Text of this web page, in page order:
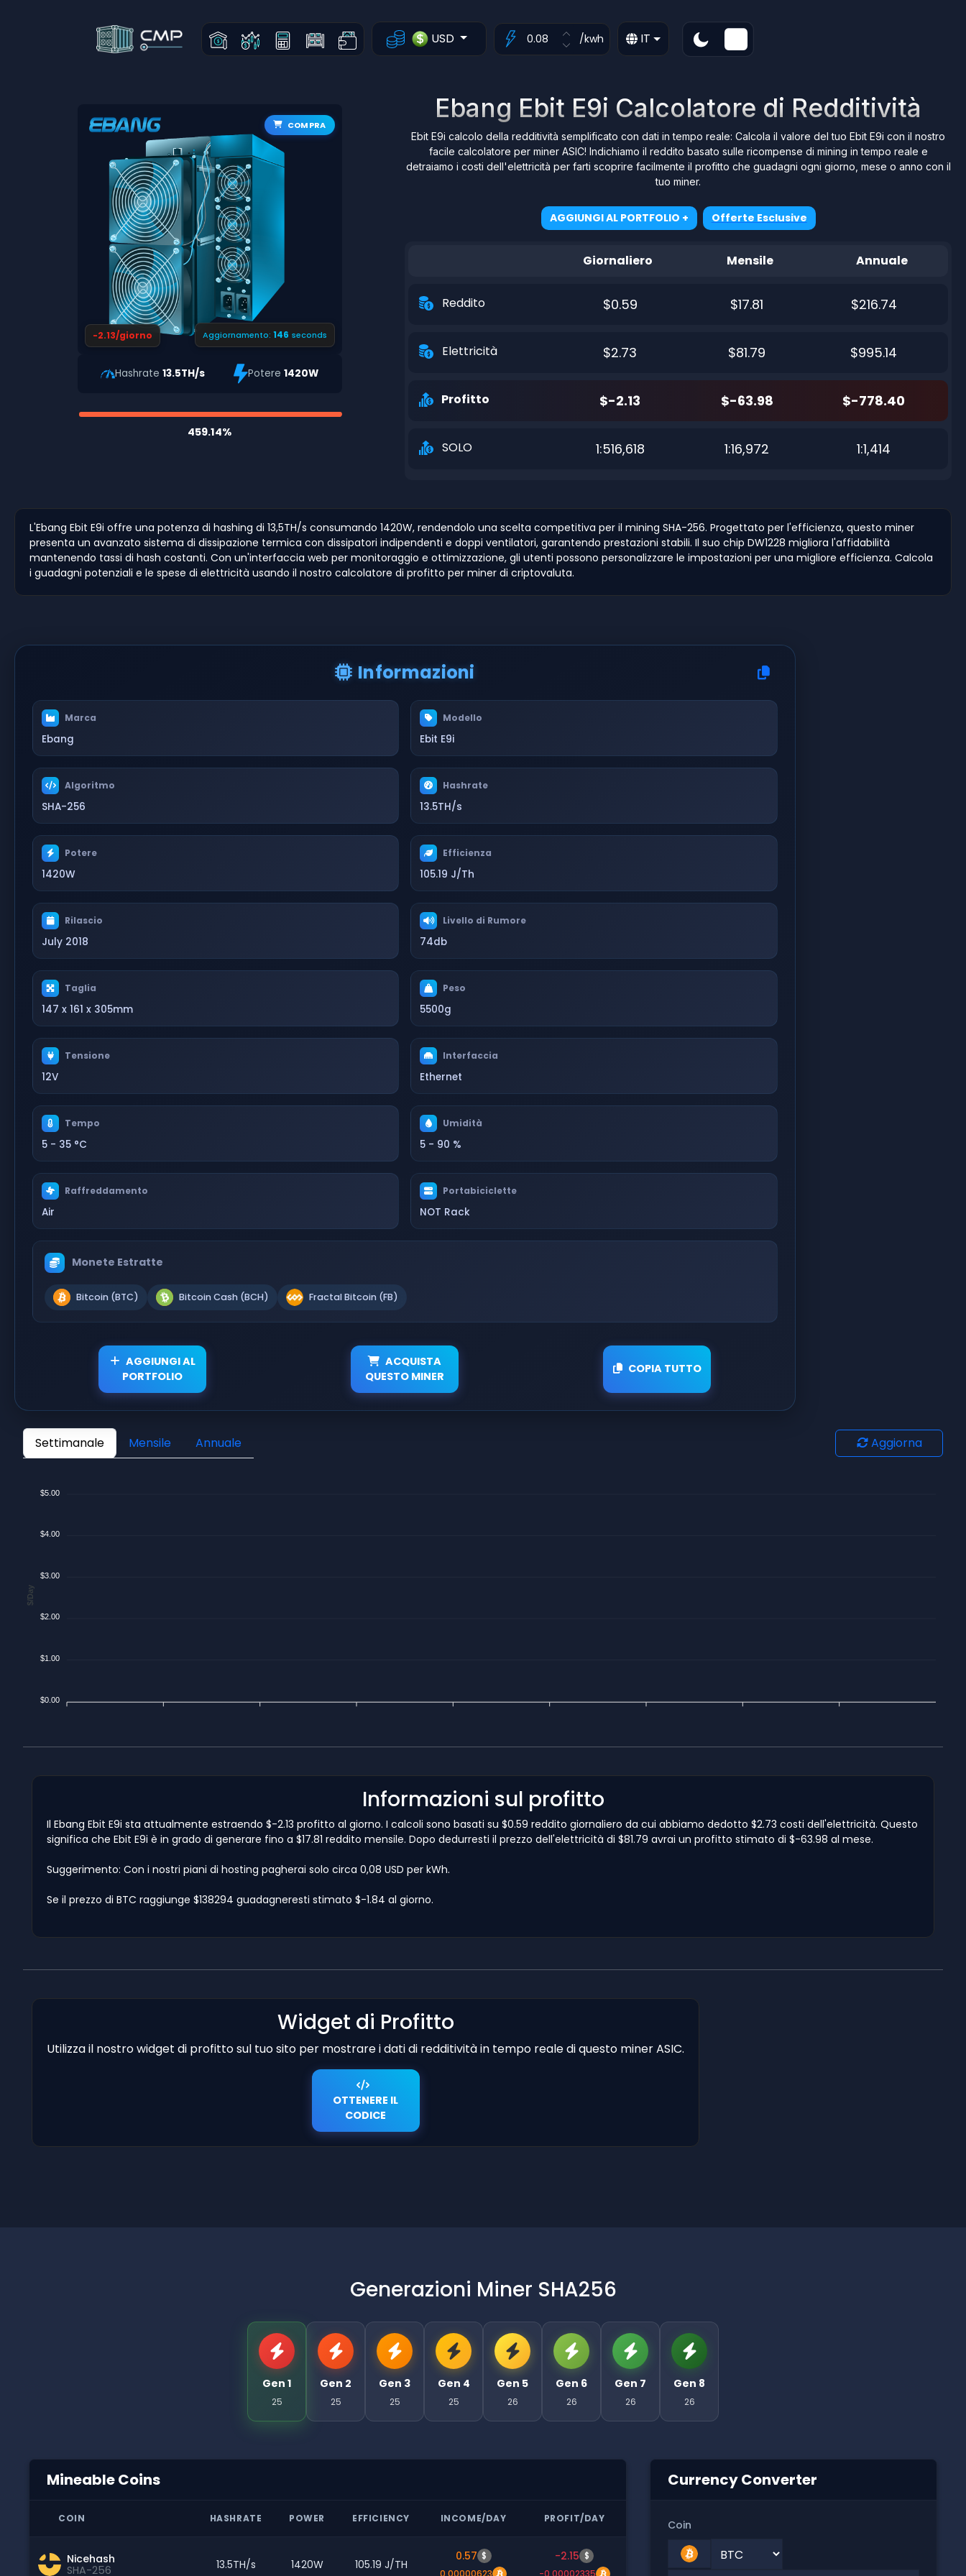
USD /kwh IT
COMPRA
-2.13/giorno Aggiornamento: 145 seconds
Hashrate13.5TH/s Potere 1420W
459.14%
Ebang Ebit E9i Calcolatore di Redditività
Ebit E9i calcolo della redditività semplificato con dati in tempo reale: Calcola il valore del tuo Ebit E9i con il nostro
facile calcolatore per miner ASIC! Indichiamo il reddito basato sulle ricompense di mining in tempo reale e
detraiamo i costi dell'elettricità per farti scoprire facilmente il profitto che guadagni ogni giorno, mese o anno con il
tuo miner.
AGGIUNGI AL PORTFOLIO + Offerte Esclusive
Giornaliero Mensile Annuale
Reddito $0.59 $17.81 $216.74
Elettricità $2.73 $81.79 $995.14
Profitto $-2.13 $-63.98 $-778.40
SOLO 1:516,618 1:16,972 1:1,414
L'Ebang Ebit E9i offre una potenza di hashing di 13,5TH/s consumando 1420W, rendendolo una scelta competitiva per il mining SHA-256. Progettato per l'efficienza, questo miner
presenta un avanzato sistema di dissipazione termica con dissipatori indipendenti e doppi ventilatori, garantendo prestazioni stabili. Il suo chip DW1228 migliora l'affidabilità
mantenendo tassi di hash costanti. Con un'interfaccia web per monitoraggio e ottimizzazione, gli utenti possono personalizzare le impostazioni per una migliore efficienza. Calcola
i guadagni potenziali e le spese di elettricità usando il nostro calcolatore di profitto per miner di criptovaluta.
Informazioni
Marca
Ebang
Modello
Ebit E9i
Algoritmo
SHA-256
Hashrate
13.5TH/s
Potere
1420W
Efficienza
105.19 J/Th
Rilascio
July 2018
Livello di Rumore
74db
Taglia
147 x 161 x 305mm
Peso
5500g
Tensione
12V
Interfaccia
Ethernet
Tempo
5 - 35 °C
Umidità
5 - 90 %
Raffreddamento
Air
Portabiciclette
NOT Rack
Monete Estratte
Bitcoin (BTC) Bitcoin Cash (BCH) Fractal Bitcoin (FB)
AGGIUNGI AL
PORTFOLIO
ACQUISTA
QUESTO MINER
COPIA TUTTO
Settimanale Mensile Annuale Aggiorna
$5.00
$4.00
$3.00
$2.00
$1.00
$0.00
$/Day
Informazioni sul profitto
Il Ebang Ebit E9i sta attualmente estraendo $-2.13 profitto al giorno. I calcoli sono basati su $0.59 reddito giornaliero da cui abbiamo dedotto $2.73 costi dell'elettricità. Questo
significa che Ebit E9i è in grado di generare fino a $17.81 reddito mensile. Dopo dedurresti il prezzo dell'elettricità di $81.79 avrai un profitto stimato di $-63.98 al mese.
Suggerimento: Con i nostri piani di hosting pagherai solo circa 0,08 USD per kWh.
Se il prezzo di BTC raggiunge $138294 guadagneresti stimato $-1.84 al giorno.
Widget di Profitto
Utilizza il nostro widget di profitto sul tuo sito per mostrare i dati di redditività in tempo reale di questo miner ASIC.
OTTENERE IL
CODICE
Generazioni Miner SHA256
Gen 1
25
Gen 2
25
Gen 3
25
Gen 4
25
Gen 5
26
Gen 6
26
Gen 7
26
Gen 8
26
Mineable Coins
COIN HASHRATE POWER EFFICIENCY INCOME/DAY PROFIT/DAY
Nicehash
SHA-256
13.5TH/s 1420W 105.19 J/TH
0.57 $
0.00000623
-2.15 $
-0.00002335
Currency Converter
Coin